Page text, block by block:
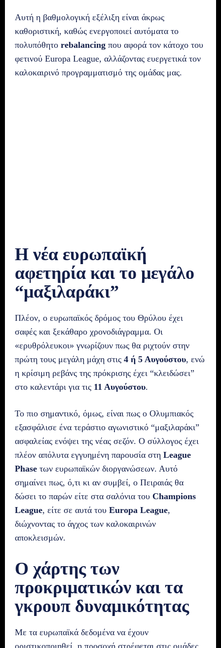
Αυτή η βαθμολογική εξέλιξη είναι άκρως
καθοριστική, καθώς ενεργοποιεί αυτόματα το
πολυπόθητο rebalancing που αφορά τον κάτοχο του
φετινού Europa League, αλλάζοντας ευεργετικά τον
καλοκαιρινό προγραμματισμό της ομάδας μας.
Η νέα ευρωπαϊκή
αφετηρία και το μεγάλο
“μαξιλαράκι”
Πλέον, ο ευρωπαϊκός δρόμος του Θρύλου έχει
σαφές και ξεκάθαρο χρονοδιάγραμμα. Οι
«ερυθρόλευκοι» γνωρίζουν πως θα ριχτούν στην
πρώτη τους μεγάλη μάχη στις 4 ή 5 Αυγούστου, ενώ
η κρίσιμη ρεβάνς της πρόκρισης έχει “κλειδώσει”
στο καλεντάρι για τις 11 Αυγούστου.
Το πιο σημαντικό, όμως, είναι πως ο Ολυμπιακός
εξασφάλισε ένα τεράστιο αγωνιστικό “μαξιλαράκι”
ασφαλείας ενόψει της νέας σεζόν. Ο σύλλογος έχει
πλέον απόλυτα εγγυημένη παρουσία στη League
Phase των ευρωπαϊκών διοργανώσεων. Αυτό
σημαίνει πως, ό,τι κι αν συμβεί, ο Πειραιάς θα
δώσει το παρών είτε στα σαλόνια του Champions
League, είτε σε αυτά του Europa League,
διώχνοντας το άγχος των καλοκαιρινών
αποκλεισμών.
Ο χάρτης των
προκριματικών και τα
γκρουπ δυναμικότητας
Με τα ευρωπαϊκά δεδομένα να έχουν